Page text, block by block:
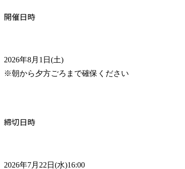
開催日時
2026年8月1日(土)
※朝から夕方ごろまで確保ください
締切日時
2026年7月22日(水)16:00